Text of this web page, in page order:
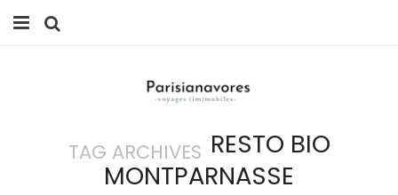
FAMILLE
VOYAGES
TAG ARCHIVES RESTO BIO
MONTPARNASSE